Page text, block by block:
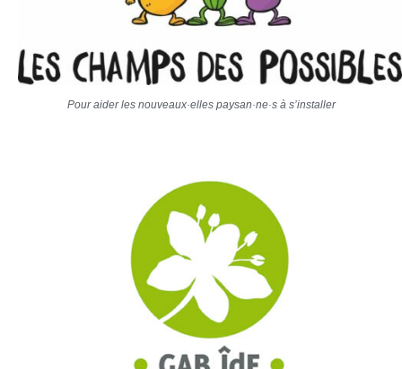
Pour aider les nouveaux·elles paysan·ne·s à s’installer